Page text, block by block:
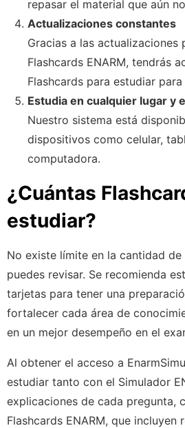
repasar el material que aún
Actualizaciones constantes
Gracias a las actualizaciones
Flashcards ENARM, tendrás
Flashcards para estudiar para
Estudia en cualquier lugar y
Nuestro sistema está
dispositivos como celular,
computadora.
¿Cuántas
estudiar?
No existe límite en la cantidad de
puedes revisar. Se recomienda
tarjetas para tener una
fortalecer cada área de
en un mejor desempeño en el
Al obtener el acceso a
estudiar tanto con el Simulador
explicaciones de cada pregunta,
Flashcards ENARM, que incluyen